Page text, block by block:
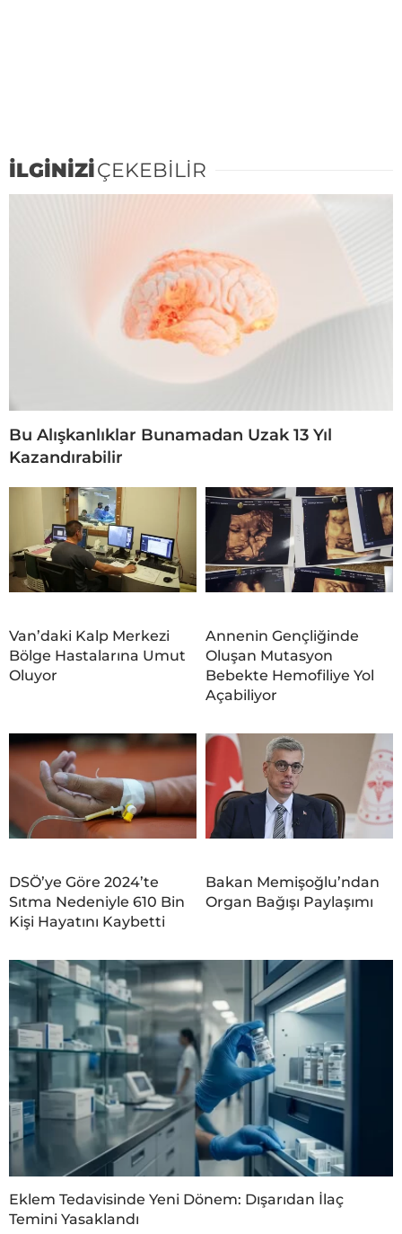
İLGİNİZİÇEKEBİLİR
Bu Alışkanlıklar Bunamadan Uzak 13 Yıl
Kazandırabilir
Van’daki Kalp Merkezi
Bölge Hastalarına Umut
Oluyor
Annenin Gençliğinde
Oluşan Mutasyon
Bebekte Hemofiliye Yol
Açabiliyor
DSÖ’ye Göre 2024’te
Sıtma Nedeniyle 610 Bin
Kişi Hayatını Kaybetti
Bakan Memişoğlu’ndan
Organ Bağışı Paylaşımı
Eklem Tedavisinde Yeni Dönem: Dışarıdan İlaç
Temini Yasaklandı